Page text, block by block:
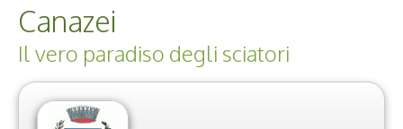
Canazei
Il vero paradiso degli sciatori